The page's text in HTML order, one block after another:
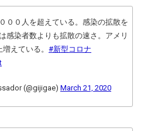
００人を超えている。感染の拡散を
感染者数よりも拡散の速さ。アメリ
えている。 #新型コロナ
(@gijigae) March 21, 2020